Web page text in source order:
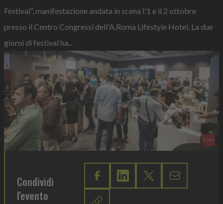
Festival”, manifestazione andata in scena l'1 e il 2 ottobre
presso il Centro Congressi dell'A.Roma Lifestyle Hotel. La due
giorni di festival ha...
Condividi
l'evento